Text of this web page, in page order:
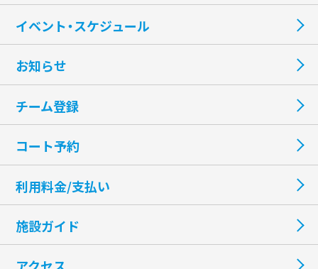
イベント・スケジュール
お知らせ
チーム登録
コート予約
利用料金/支払い
施設ガイド